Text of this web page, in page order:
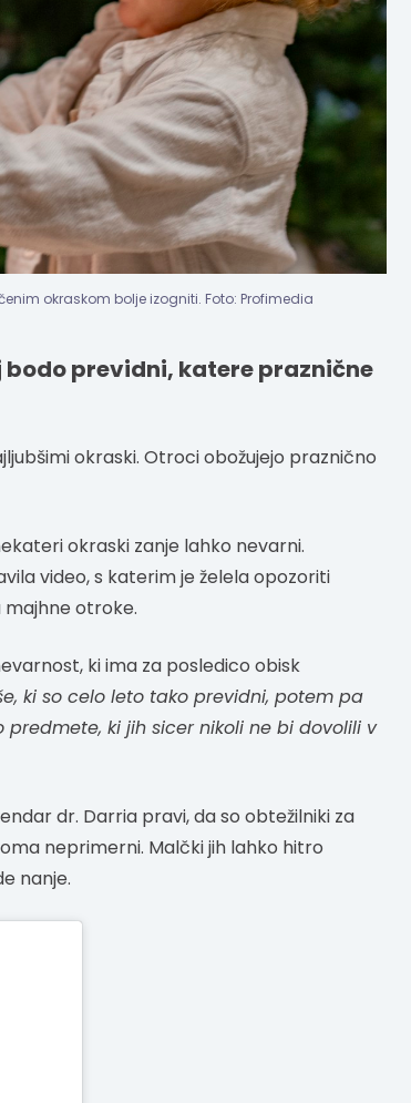
okraskom bolje izogniti. Foto: Profimedia
previdni, katere praznične
okraski. Otroci obožujejo praznično
okraski zanje lahko nevarni.
video, s katerim je želela opozoriti
majhne otroke.
ki ima za posledico obisk
ki so celo leto tako previdni, potem pa
ki jih sicer nikoli ne bi dovolili v
dr. Darria pravi, da so obtežilniki za
neprimerni. Malčki jih lahko hitro
nanje.